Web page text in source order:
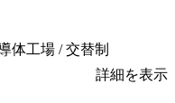
体工場 / 交替制
詳細を表示